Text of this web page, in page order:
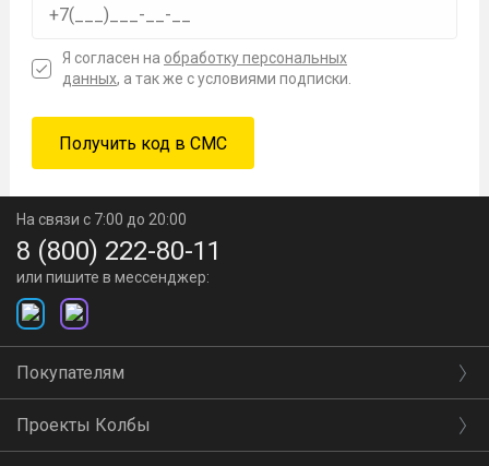
Я согласен на обработку персональных
данных, а так же с условиями подписки.
На связи с 7:00 до 20:00
8 (800) 222-80-11
или пишите в мессенджер:
Покупателям
Проекты Колбы